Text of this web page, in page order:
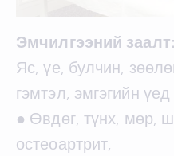
Эмчилгээний заалт:
Яс, үе, булчин,
гэмтэл, эмгэгийн
● Өвдөг, түнх, мөр,
остеоартрит,